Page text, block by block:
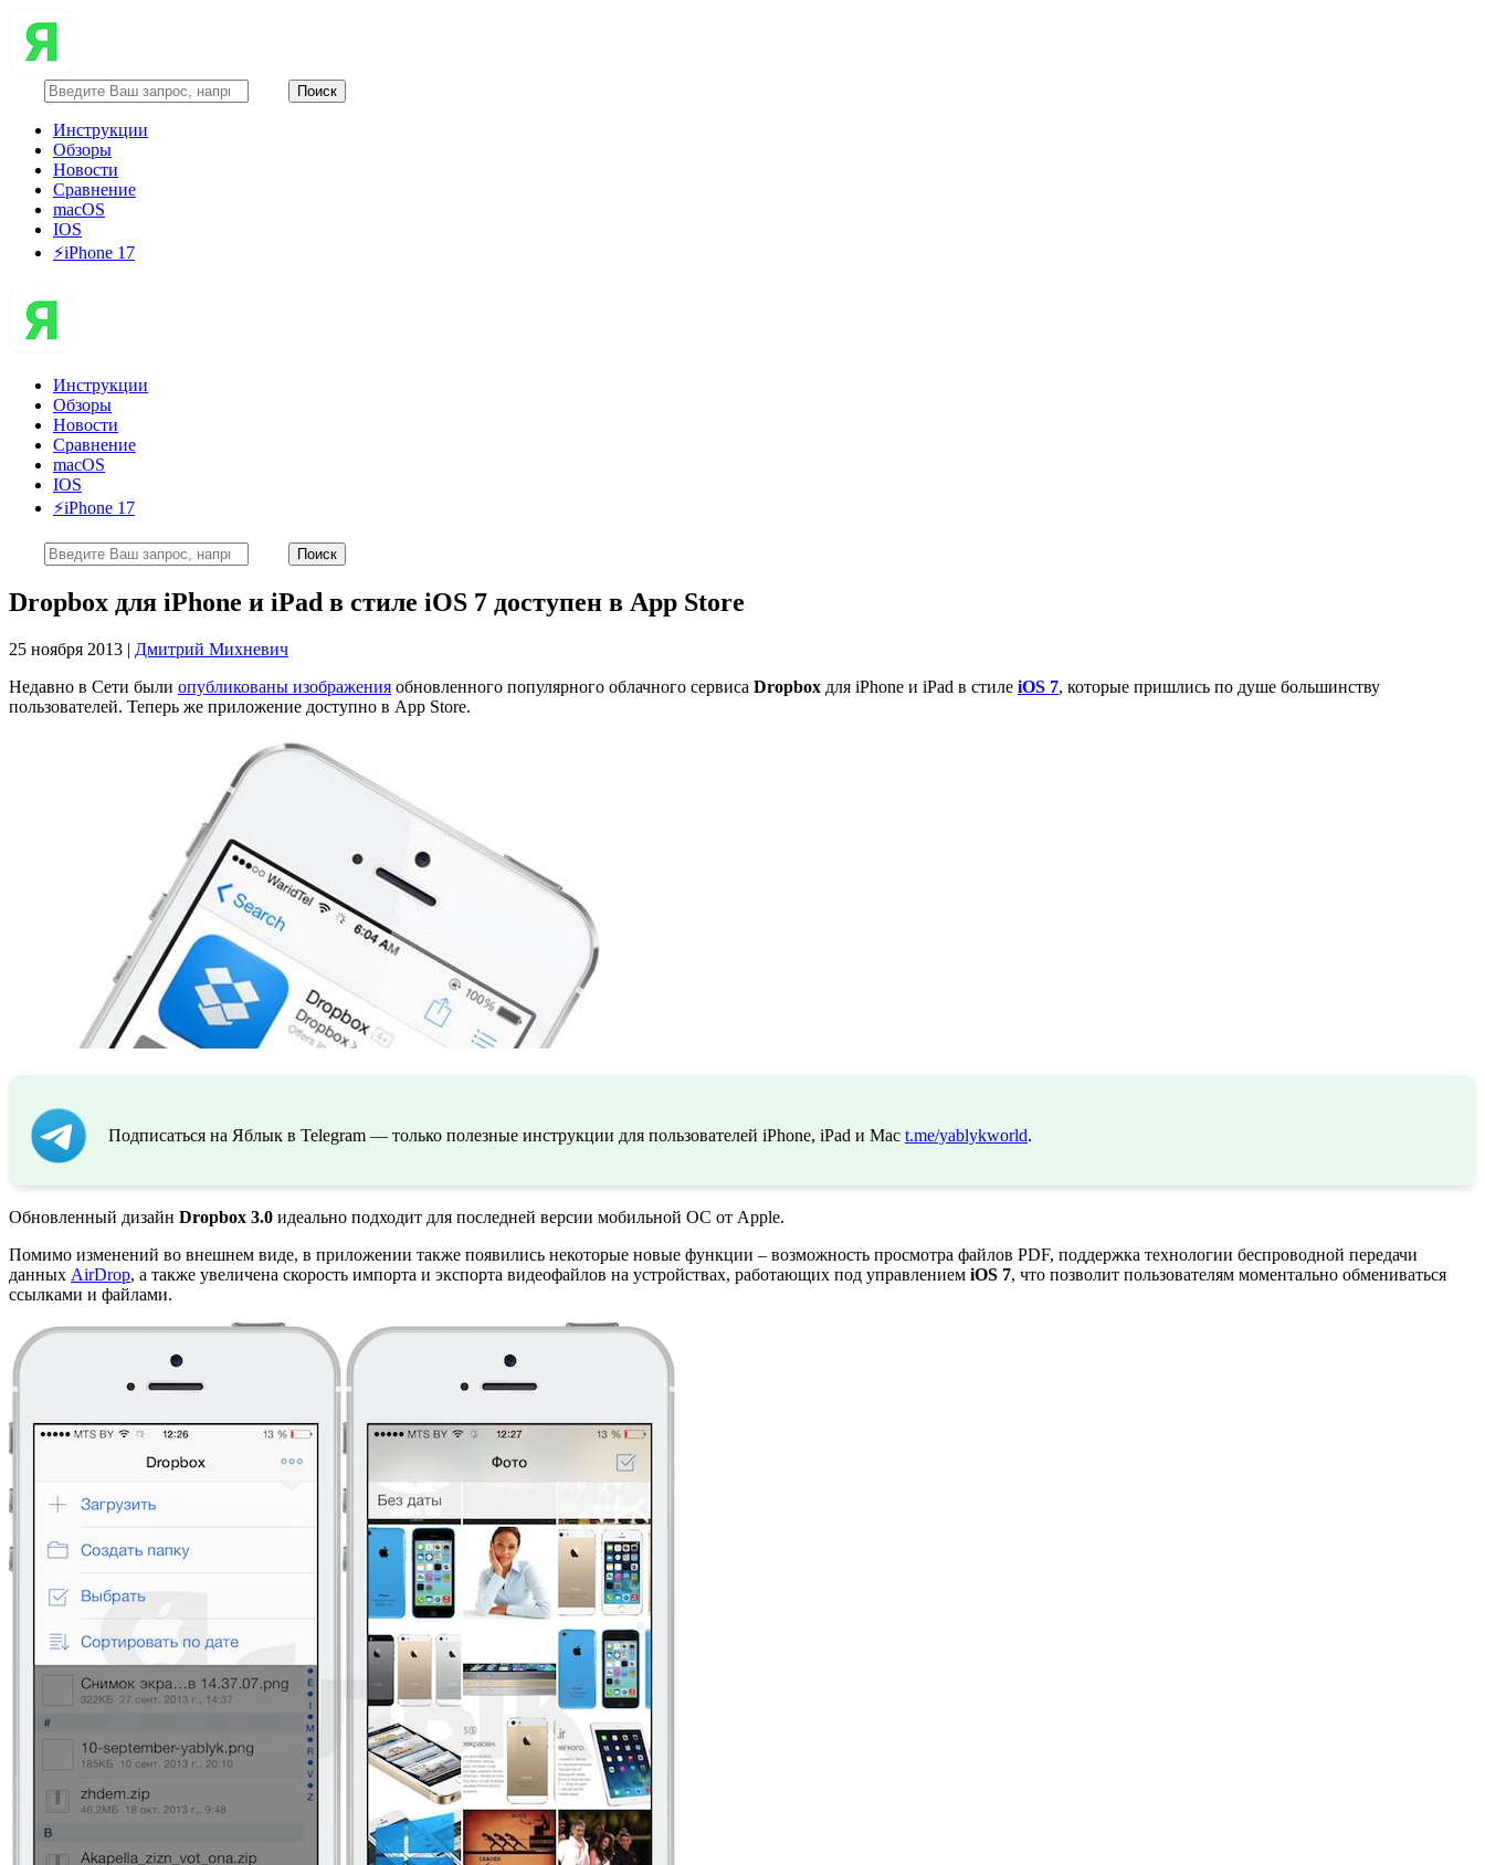
Инструкции
Обзоры
Новости
Сравнение
macOS
IOS
⚡️iPhone 17
Инструкции
Обзоры
Новости
Сравнение
macOS
IOS
⚡️iPhone 17
Dropbox для iPhone и iPad в стиле iOS 7 доступен в App Store
25 ноября 2013 | Дмитрий Михневич
Недавно в Сети были опубликованы изображения обновленного популярного облачного сервиса Dropbox для iPhone и iPad в стиле iOS 7, которые пришлись по душе большинству
пользователей. Теперь же приложение доступно в App Store.
Подписаться на Яблык в Telegram — только полезные инструкции для пользователей iPhone, iPad и Mac t.me/yablykworld.
Обновленный дизайн Dropbox 3.0 идеально подходит для последней версии мобильной ОС от Apple.
Помимо изменений во внешнем виде, в приложении также появились некоторые новые функции – возможность просмотра файлов PDF, поддержка технологии беспроводной передачи
данных AirDrop, а также увеличена скорость импорта и экспорта видеофайлов на устройствах, работающих под управлением iOS 7, что позволит пользователям моментально обмениваться
ссылками и файлами.